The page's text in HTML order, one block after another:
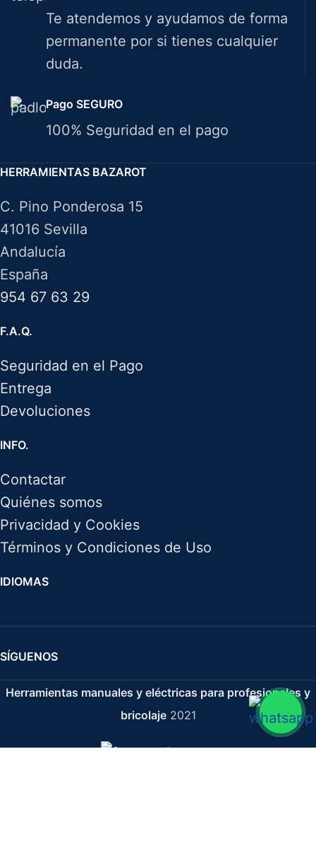
Te atendemos y ayudamos de forma
permanente por si tienes cualquier
duda.
Pago SEGURO
100% Seguridad en el pago
HERRAMIENTAS BAZAROT
C. Pino Ponderosa 15
41016 Sevilla
Andalucía
España
954 67 63 29
F.A.Q.
Seguridad en el Pago
Entrega
Devoluciones
INFO.
Contactar
Quiénes somos
Privacidad y Cookies
Términos y Condiciones de Uso
IDIOMAS
SÍGUENOS
Herramientas manuales y eléctricas para profesionales y
bricolaje 2021